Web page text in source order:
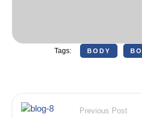
Tags: BODY
Previous Post